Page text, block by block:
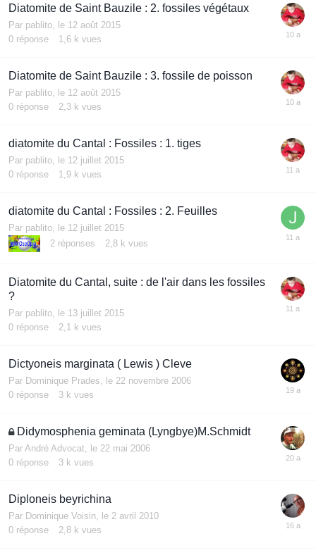
Diatomite de Saint Bauzile : 2. fossiles végétaux
Par pablito, le 12 août 2015
0 réponse 1,6 k vues
Diatomite de Saint Bauzile : 3. fossile de poisson
Par pablito, le 12 août 2015
0 réponse 2,3 k vues
diatomite du Cantal : Fossiles : 1. tiges
Par pablito, le 12 juillet 2015
0 réponse 1,9 k vues
diatomite du Cantal : Fossiles : 2. Feuilles
Par pablito, le 12 juillet 2015
2 réponses 2,8 k vues
Diatomite du Cantal, suite : de l'air dans les fossiles
?
Par pablito
le 13 juillet 2015
0 réponse 2,1 k vues
Dictyoneis marginata ( Lewis ) Cleve
Par Dominique Prades
le 22 novembre 2006
0 réponse 3 k vues
Didymosphenia geminata (Lyngbye)M.Schmidt
Par André Advocat
le 22 mai 2006
0 réponse 3 k vues
Diploneis beyrichina
Par Dominique Voisin
le 2 avril 2010
0 réponse 2,8 k vues